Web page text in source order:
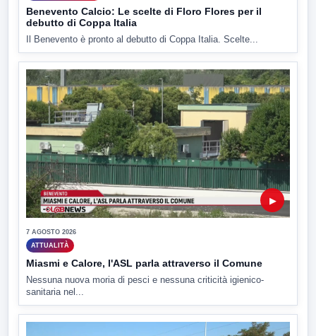
Benevento Calcio: Le scelte di Floro Flores per il
debutto di Coppa Italia
Il Benevento è pronto al debutto di Coppa Italia. Scelte...
▶
7 AGOSTO 2026
ATTUALITÀ
Miasmi e Calore, l'ASL parla attraverso il Comune
Nessuna nuova moria di pesci e nessuna criticità igienico-
sanitaria nel...